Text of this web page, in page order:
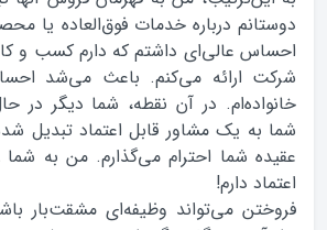
دوستانم درباره خدمات فوق‌العاده یا
احساس عالی‌ای داشتم که دارم کسب و
شرکت ارائه می‌کنم. باعث می‌شد
خانواده‌ام. در آن نقطه، شما دیگر در
شما به یک مشاور قابل اعتماد تبدیل
عقیده‌ شما احترام می‌گذارم. من به شما
اعتماد دارم!
فروختن می‌تواند وظیفه‌ای مشقت‌بار